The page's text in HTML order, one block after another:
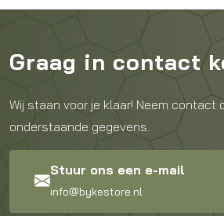
Graag in contact
Wij staan voor je klaar! Neem contact
onderstaande gegevens.
Stuur ons een e-mail
info@bykestore.nl